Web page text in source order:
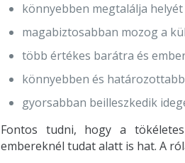
könnyebben megtalálja
magabiztosabban mozog a
több értékes barátra és
könnyebben és
gyorsabban beilleszkedik
Fontos tudni, hogy a
embereknél tudat alatt is hat. A